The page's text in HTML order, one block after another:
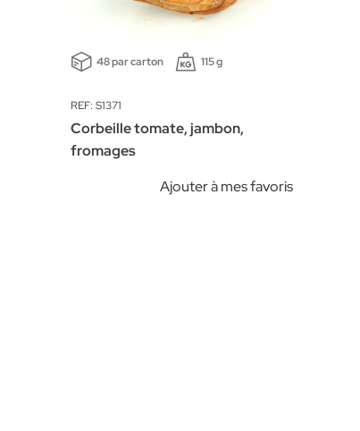
48 par carton 115 g
REF: S1371
Corbeille tomate, jambon,
fromages
Ajouter à mes favoris